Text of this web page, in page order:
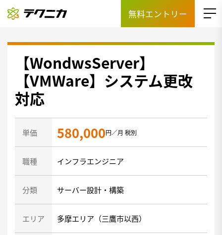
無料エントリー
【WondwsServer】
【VMWare】システム更改
対応
単価 580,000円／月 税別
職種 インフラエンジニア
分類 サーバー設計・構築
エリア 多摩エリア（三鷹市以西）